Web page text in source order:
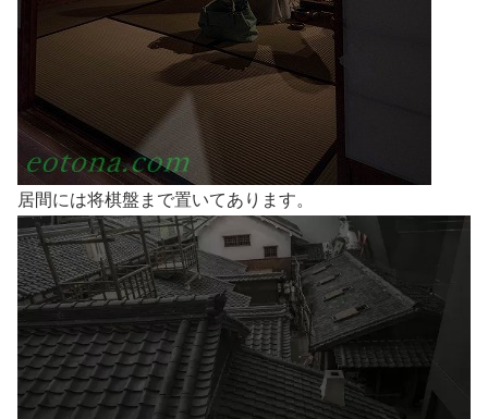
居間には将棋盤まで置いてあります。